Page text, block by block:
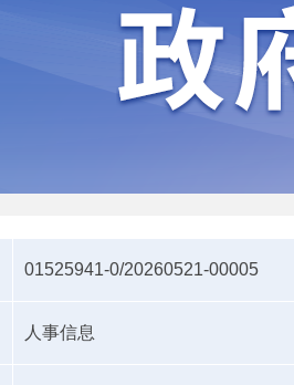
01525941-0/20260521-00005
人事信息